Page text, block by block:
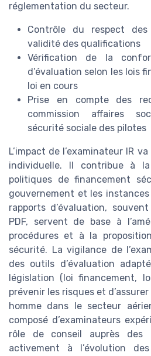
réglementation du secteur.
Contrôle du respect
validité des qualifications
Vérification de la
d’évaluation selon les lois
loi en cours
Prise en compte des
commission affaires
sécurité sociale des pilotes
L’impact de l’examinateur IR
individuelle. Il contribue à
politiques de financement
gouvernement et les instances
rapports d’évaluation,
PDF, servent de base à
procédures et à la
sécurité. La vigilance de
des outils d’évaluation
législation (loi financement,
prévenir les risques et
homme dans le secteur
composé d’examinateurs
rôle de conseil auprès des
activement à l’évolution